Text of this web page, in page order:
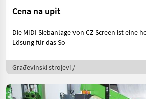
Cena na upit
Die MIDI Siebanlage von CZ Screen ist eine
Lösung für das So
Građevinski strojevi /